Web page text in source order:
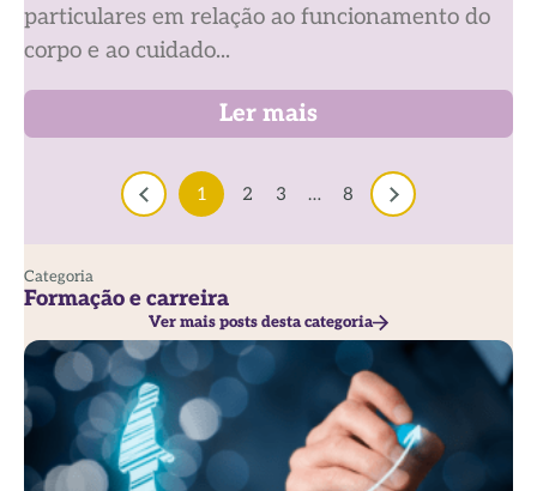
particulares em relação ao funcionamento do
corpo e ao cuidado...
Ler mais
1 2 3 … 8
Categoria
Formação e carreira
Ver mais posts desta categoria